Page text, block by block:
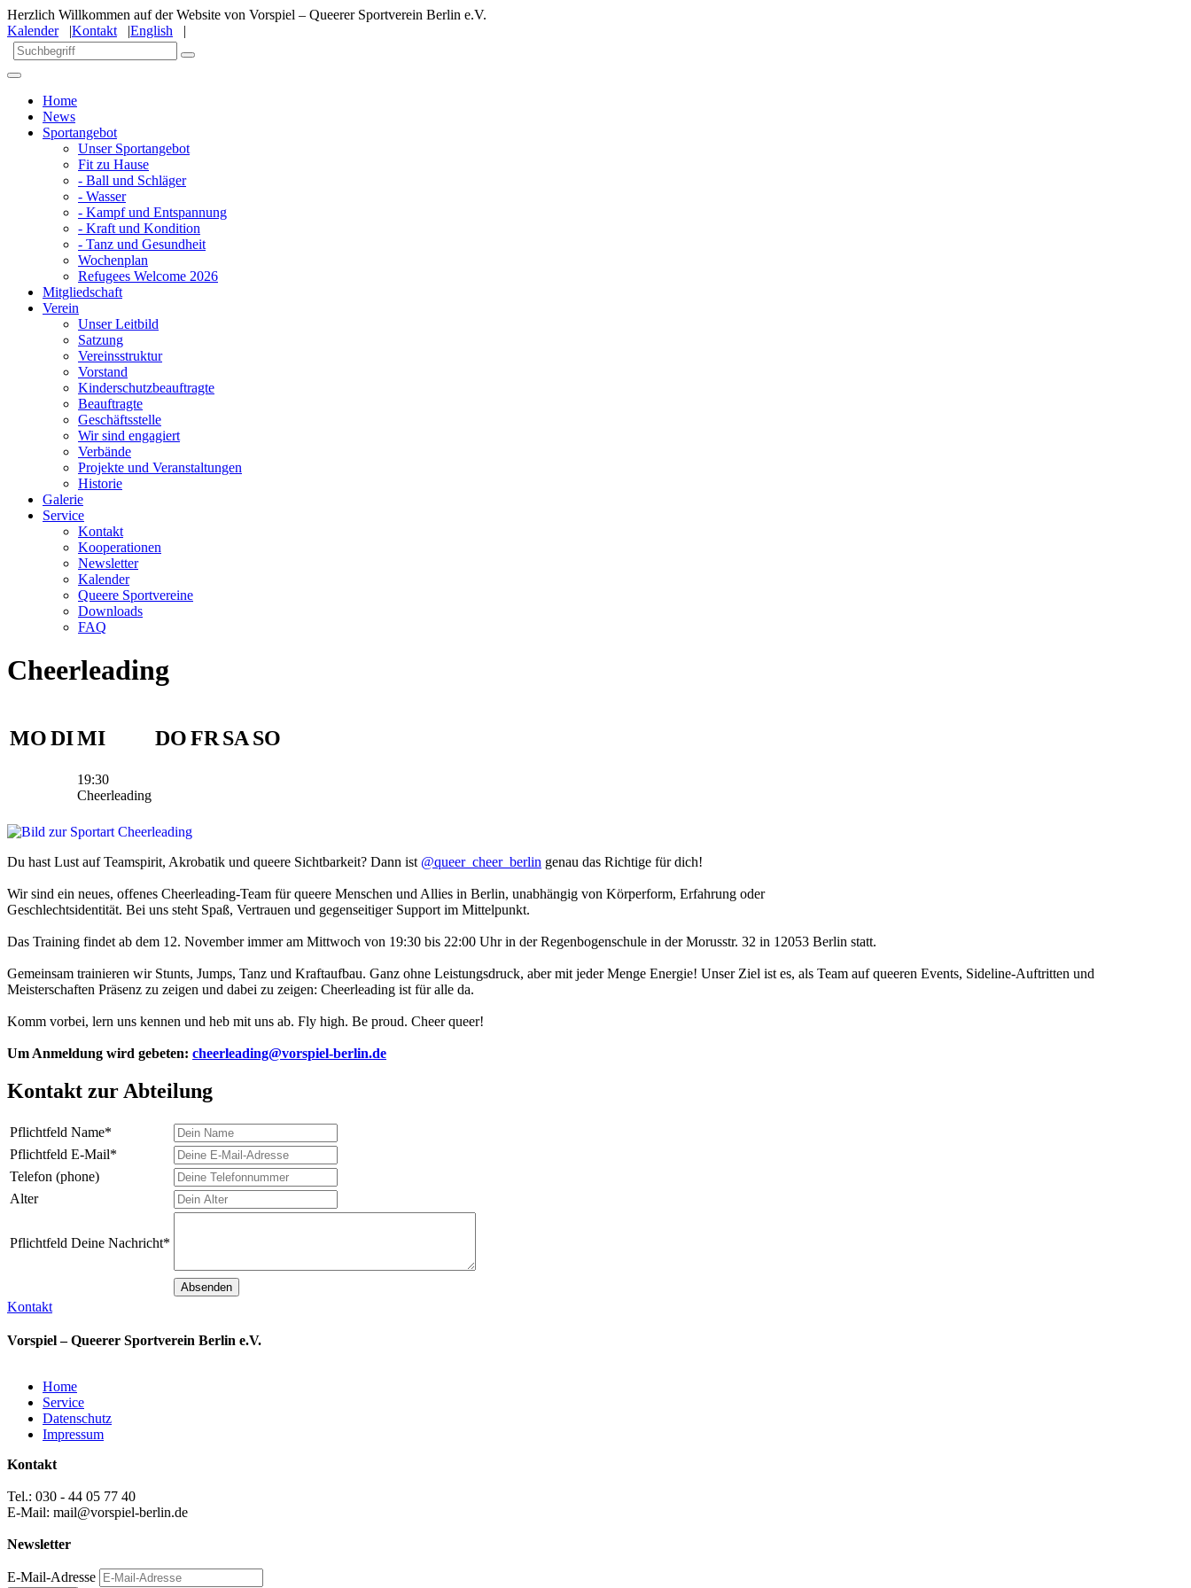
Herzlich Willkommen auf der Website von Vorspiel – Queerer Sportverein Berlin e.V.
Kalender|Kontakt |English |
Home
News
Sportangebot
Unser Sportangebot
Fit zu Hause
- Ball und Schläger
- Wasser
- Kampf und Entspannung
- Kraft und Kondition
- Tanz und Gesundheit
Wochenplan
Refugees Welcome 2026
Mitgliedschaft
Verein
Unser Leitbild
Satzung
Vereinsstruktur
Vorstand
Kinderschutzbeauftragte
Beauftragte
Geschäftsstelle
Wir sind engagiert
Verbände
Projekte und Veranstaltungen
Historie
Galerie
Service
Kontakt
Kooperationen
Newsletter
Kalender
Queere Sportvereine
Downloads
FAQ
Cheerleading
MODIMI DOFR SA SO
19:30
Cheerleading
Du hast Lust auf Teamspirit, Akrobatik und queere Sichtbarkeit? Dann ist @queer_cheer_berlin genau das Richtige für dich!
Wir sind ein neues, offenes Cheerleading-Team für queere Menschen und Allies in Berlin, unabhängig von Körperform, Erfahrung oder
Geschlechtsidentität. Bei uns steht Spaß, Vertrauen und gegenseitiger Support im Mittelpunkt.
Das Training findet ab dem 12. November immer am Mittwoch von 19:30 bis 22:00 Uhr in der Regenbogenschule in der Morusstr. 32 in 12053 Berlin statt.
Gemeinsam trainieren wir Stunts, Jumps, Tanz und Kraftaufbau. Ganz ohne Leistungsdruck, aber mit jeder Menge Energie! Unser Ziel ist es, als Team auf queeren Events, Sideline-Auftritten und
Meisterschaften Präsenz zu zeigen und dabei zu zeigen: Cheerleading ist für alle da.
Komm vorbei, lern uns kennen und heb mit uns ab. Fly high. Be proud. Cheer queer!
Um Anmeldung wird gebeten: cheerleading@vorspiel-berlin.de
Kontakt zur Abteilung
Pflichtfeld Name*
Pflichtfeld E-Mail*
Telefon (phone)
Alter
Pflichtfeld Deine Nachricht*
Kontakt
Vorspiel – Queerer Sportverein Berlin e.V.
Home
Service
Datenschutz
Impressum
Kontakt
Tel.: 030 - 44 05 77 40
E-Mail: mail@vorspiel-berlin.de
Newsletter
E-Mail-Adresse